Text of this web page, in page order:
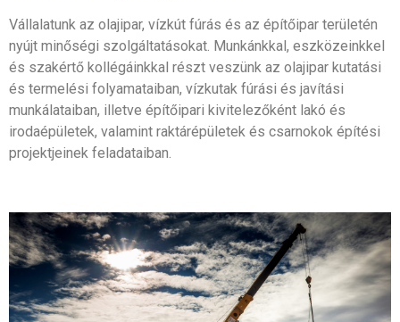
Vállalatunk az olajipar, vízkút fúrás és az építőipar területén
nyújt minőségi szolgáltatásokat. Munkánkkal, eszközeinkkel
és szakértő kollégáinkkal részt veszünk az olajipar kutatási
és termelési folyamataiban, vízkutak fúrási és javítási
munkálataiban, illetve építőipari kivitelezőként lakó és
irodaépületek, valamint raktárépületek és csarnokok építési
projektjeinek feladataiban.